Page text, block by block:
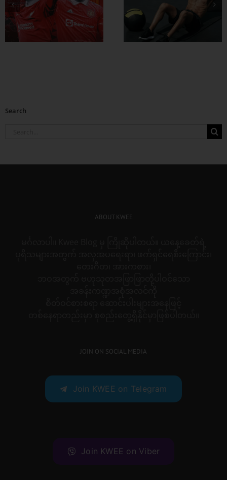
ဗိုက်ခေါက် အဆီ
တွေ ချဖို့
Search
ABOUT KWEE
JOIN ON SOCIAL MEDIA
Join KWEE on Telegram
Join KWEE on Viber